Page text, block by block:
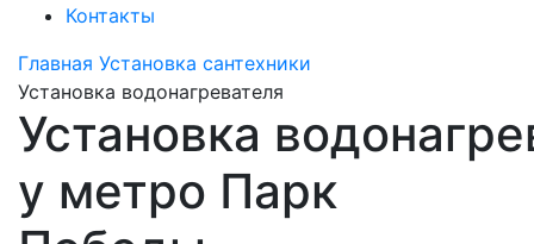
Контакты
Главная Установка сантехники
Установка водонагревателя
Установка
у метро Парк